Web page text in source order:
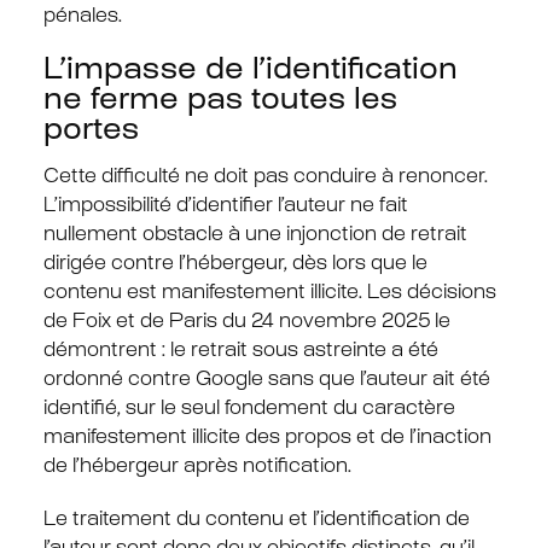
pénales.
L’impasse de l’identification
ne ferme pas toutes les
portes
Cette difficulté ne doit pas conduire à renoncer.
L’impossibilité d’identifier l’auteur ne fait
nullement obstacle à une injonction de retrait
dirigée contre l’hébergeur, dès lors que le
contenu est manifestement illicite. Les décisions
de Foix et de Paris du 24 novembre 2025 le
démontrent : le retrait sous astreinte a été
ordonné contre Google sans que l’auteur ait été
identifié, sur le seul fondement du caractère
manifestement illicite des propos et de l’inaction
de l’hébergeur après notification.
Le traitement du contenu et l’identification de